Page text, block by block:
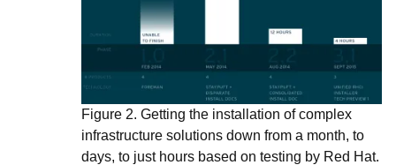
Figure 2. Getting the installation of complex
infrastructure solutions down from a month, to
days, to just hours based on testing by Red Hat.